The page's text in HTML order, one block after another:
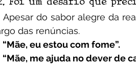
das renúncias.
	“Mãe, eu estou com fome”.
“Mãe, me ajuda no dever de